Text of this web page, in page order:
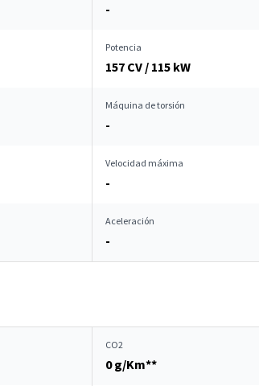
-
Potencia
157 CV / 115 kW
Máquina de torsión
-
Velocidad máxima
-
Aceleración
-
CO2
0 g/Km**